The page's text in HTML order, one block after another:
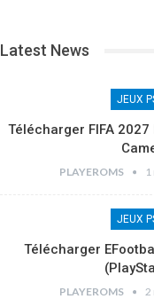
Latest News
JEUX
Télécharger FIFA 2027
PLAYEROMS
JEUX
Télécharger
PLAYEROMS 2